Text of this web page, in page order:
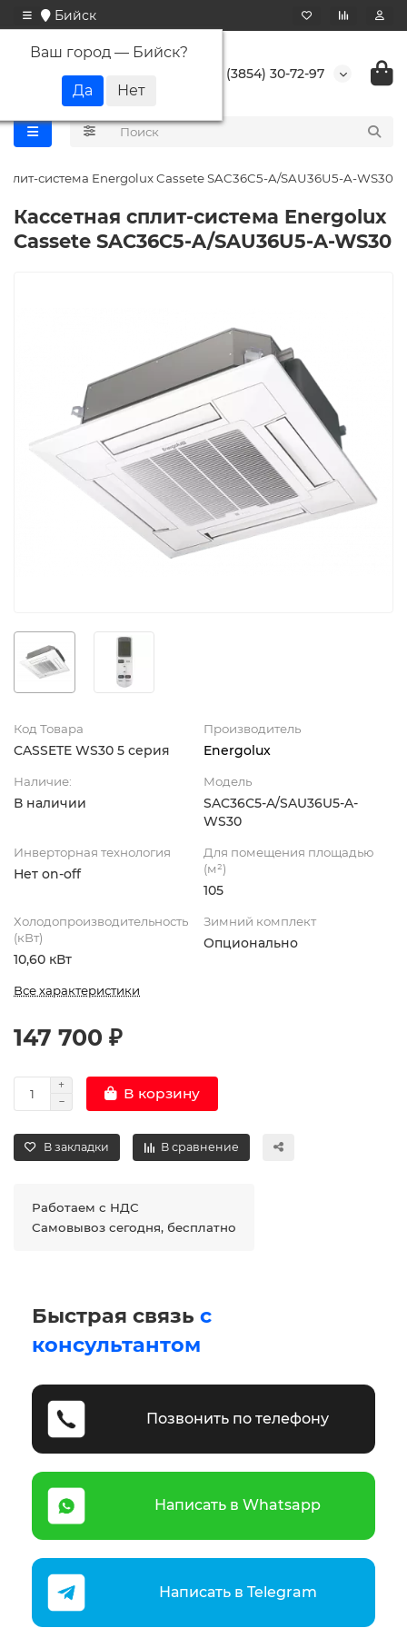
Бийск
Ваш город — Бийск?
+7 (3854) 30-72-97
система Energolux Cassete SAC36C5-A/SAU36U5-A-WS30
Кассетная сплит-система Energolux
Cassete SAC36C5-A/SAU36U5-A-WS30
Код Товара
CASSETE WS30 5 серия
Производитель
Energolux
Наличие:
В наличии
Модель
SAC36С5-A/SAU36U5-A-
WS30
Инверторная технология
Нет on-off
Для помещения площадью
(м²)
105
Холодопроизводительность
(кВт)
10,60 кВт
Зимний комплект
Опционально
Все характеристики
147 700 ₽
В корзину
В закладки В сравнение
Работаем с НДС
Самовывоз сегодня, бесплатно
Быстрая связь с
консультантом
Позвонить по телефону
Написать в Whatsapp
Написать в Telegram